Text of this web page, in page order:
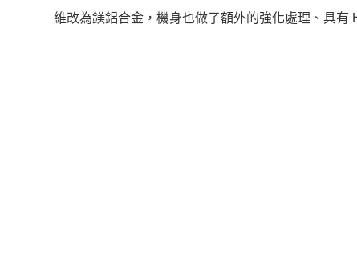
維改為鎂鋁合金，機身也做了額外的強化處理、具有